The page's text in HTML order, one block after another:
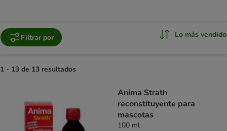
Filtrar por Lo más vendido
1 - 13 de 13 resultados
Anima Strath
reconstituyente para
mascotas
100 ml